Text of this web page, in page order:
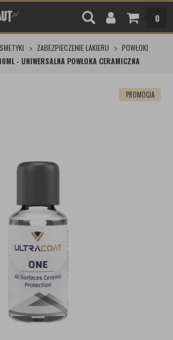
0
ZABEZPIECZENIE LAKIERU
POWŁOKI
- UNIWERSALNA POWŁOKA CERAMICZNA
PROMOCJA